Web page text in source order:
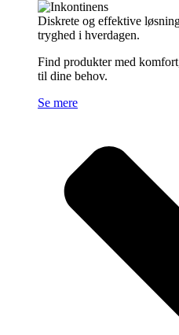
Diskrete og effektive
tryghed i hverdagen.
Find produkter med
til dine behov.
Se mere